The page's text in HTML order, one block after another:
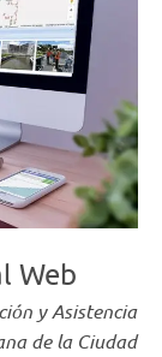
Web
y Asistencia
de la Ciudad